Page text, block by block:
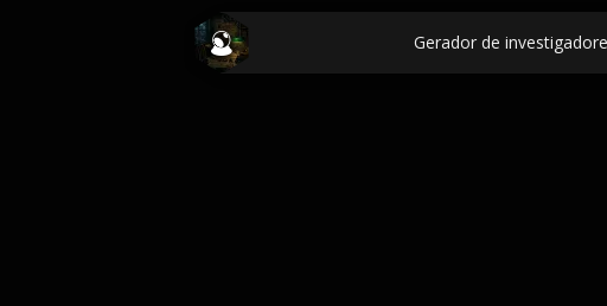
Gerador de